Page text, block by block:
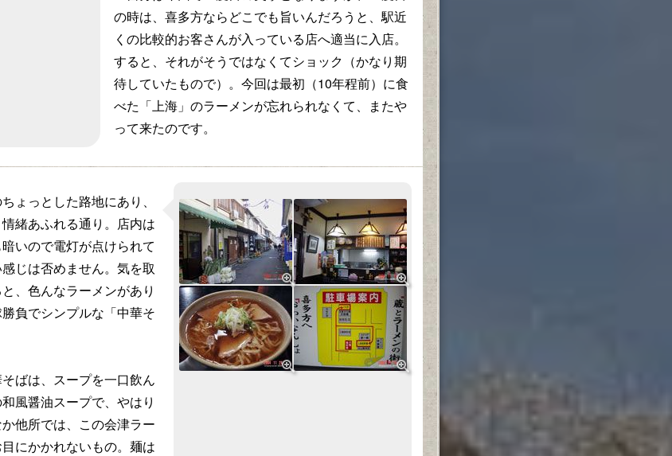
の時は、喜多方ならどこでも旨いんだろうと、駅近
くの比較的お客さんが入っている店へ適当に入店。
すると、それがそうではなくてショック（かなり期
待していたもので）。今回は最初（10年程前）に食
べた「上海」のラーメンが忘れられなくて、またや
って来たのです。
ょっとした路地にあり、
緒あふれる通り。店内は
いので電灯が点けられて
じは否めません。気を取
、色んなラーメンがあり
負でシンプルな「中華そ
ばは、スープを一口飲ん
風醤油スープで、やはり
他所では、この会津ラー
にかかれないもの。麺は